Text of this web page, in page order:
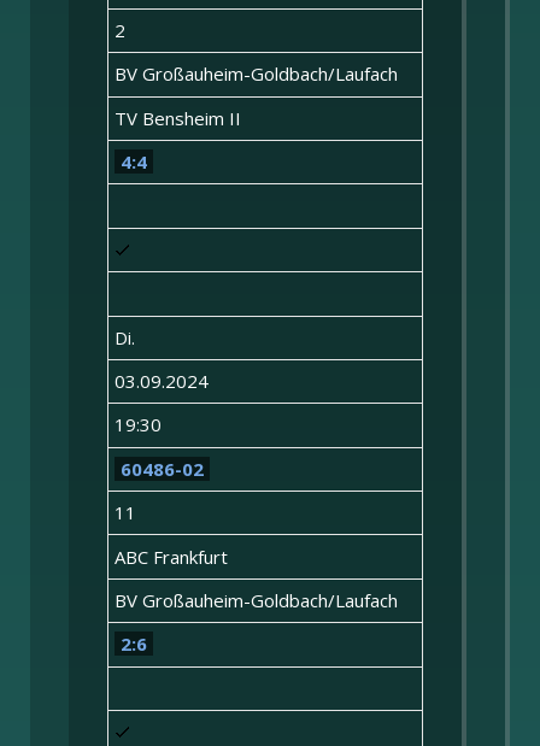
2
BV Großauheim-Goldbach/Laufach
TV Bensheim II
4:4
Di.
03.09.2024
19:30
60486-02
11
ABC Frankfurt
BV Großauheim-Goldbach/Laufach
2:6